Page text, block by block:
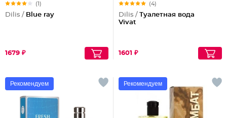
(1)
Dilis / Blue ray
1679 ₽
(4)
Dilis / Туалетная вода
Vivat
1601 ₽
Рекомендуем Рекомендуем